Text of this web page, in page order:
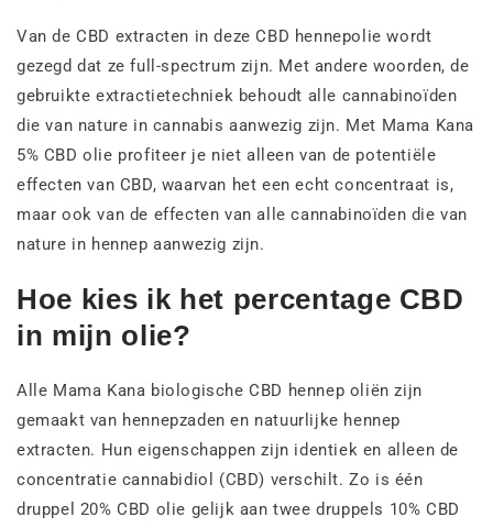
Van de CBD extracten in deze CBD hennepolie wordt
gezegd dat ze full-spectrum zijn. Met andere woorden, de
gebruikte extractietechniek behoudt alle cannabinoïden
die van nature in cannabis aanwezig zijn. Met Mama Kana
5% CBD olie profiteer je niet alleen van de potentiële
effecten van CBD, waarvan het een echt concentraat is,
maar ook van de effecten van alle cannabinoïden die van
nature in hennep aanwezig zijn.
Hoe kies ik het percentage CBD
in mijn olie?
Alle Mama Kana biologische CBD hennep oliën zijn
gemaakt van hennepzaden en natuurlijke hennep
extracten. Hun eigenschappen zijn identiek en alleen de
concentratie cannabidiol (CBD) verschilt. Zo is één
druppel 20% CBD olie gelijk aan twee druppels 10% CBD